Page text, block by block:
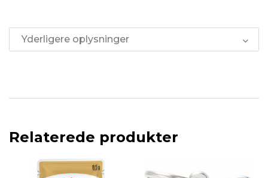
Yderligere oplysninger
Relaterede produkter